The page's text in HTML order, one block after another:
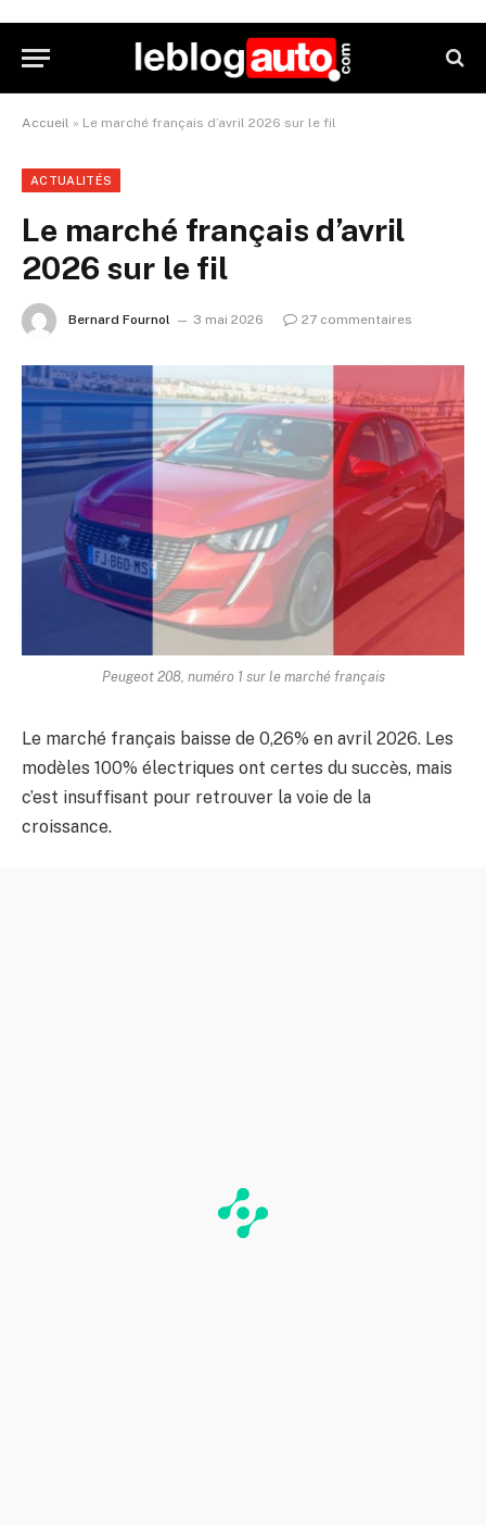
Accueil » Le marché français d’avril 2026 sur le fil
ACTUALITÉS
Le marché français d’avril
2026 sur le fil
Bernard Fournol 3 mai 2026 27 commentaires
Peugeot 208, numéro 1 sur le marché français
Le marché français baisse de 0,26% en avril 2026. Les
modèles 100% électriques ont certes du succès, mais
c’est insuffisant pour retrouver la voie de la
croissance.